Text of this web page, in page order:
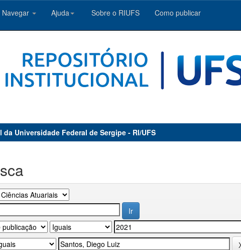
Navegar Ajuda Sobre o RIUFS Como publicar
Universidade Federal de Sergipe - RI/UFS